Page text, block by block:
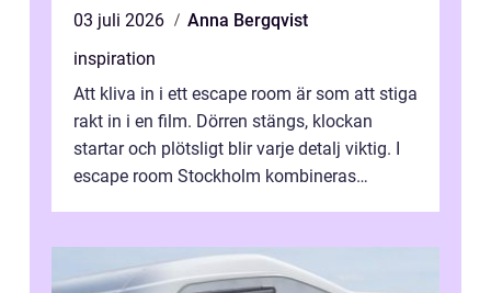
03 juli 2026
Anna Bergqvist
inspiration
Att kliva in i ett escape room är som att stiga
rakt in i en film. Dörren stängs, klockan
startar och plötsligt blir varje detalj viktig. I
escape room Stockholm kombineras